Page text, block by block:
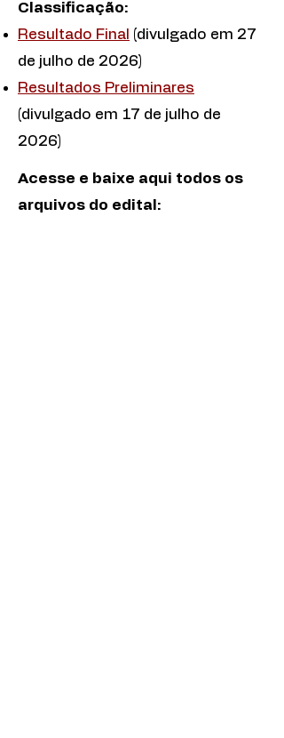
Classificação:
Resultado Final (divulgado em 27
de julho de 2026)
Resultados Preliminares
(divulgado em 17 de julho de
2026)
Acesse e baixe aqui todos os
arquivos do edital: